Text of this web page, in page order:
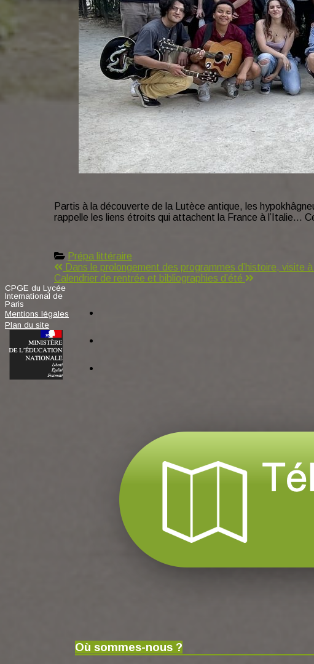
Partis à la découverte de la Lutèce antique, les
rappelle les liens étroits qui attachent la France à l’Italie…
Prépa littéraire
Navigation
de
l’article
Dans le prolongement des programmes d’histoire, visite
Calendrier de rentrée et bibliographies d’été
Où sommes-nous ?
CPGE du Lycée
International de
Paris
Mentions légales
Plan du site